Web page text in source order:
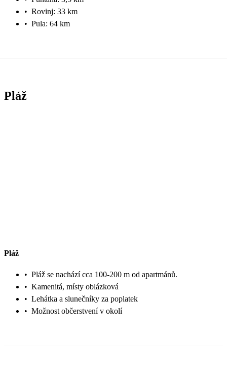
• Rovinj: 33 km
• Pula: 64 km
Pláž
Pláž
• Pláž se nachází cca 100-200 m od apartmánů.
• Kamenitá, místy oblázková
• Lehátka a slunečníky za poplatek
• Možnost občerstvení v okolí